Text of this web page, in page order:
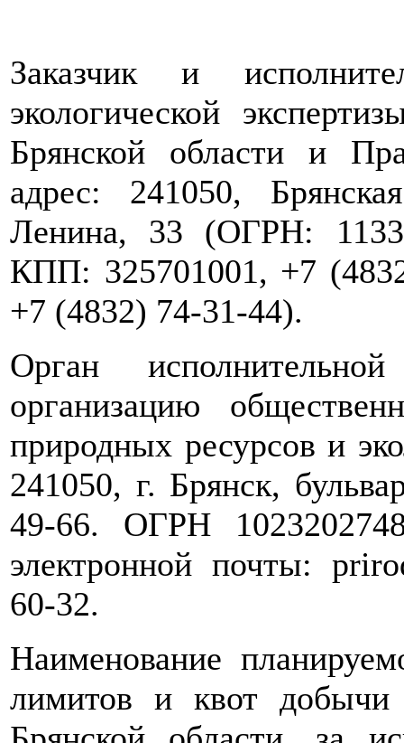
Заказчик и
экологической
Брянской области и
адрес: 241050,
Ленина, 33 (ОГРН:
КПП: 325701001, +7
+7 (4832) 74-31-44).
Орган
организацию
природных ресурсов и
241050, г. Брянск,
49-66. ОГРН
электронной почты:
60-32.
Наименование
лимитов и квот